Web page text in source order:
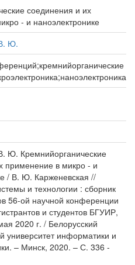
соединения и их
- и наноэлектронике
Ю.
Ю. Кремнийорганические
применение в микро - и
/ В. Ю. Карженевская //
и технологии : сборник
56-ой научной конференции
и студентов БГУИР,
2020 г. / Белорусский
университет информатики и
– Минск, 2020. – С. 336 -